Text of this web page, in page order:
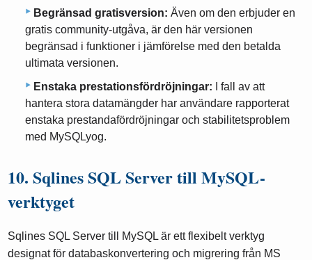
Begränsad gratisversion: Även om den erbjuder en
gratis community-utgåva, är den här versionen
begränsad i funktioner i jämförelse med den betalda
ultimata versionen.
Enstaka prestationsfördröjningar: I fall av att
hantera stora datamängder har användare rapporterat
enstaka prestandafördröjningar och stabilitetsproblem
med MySQLyog.
10. Sqlines SQL Server till MySQL-
verktyget
Sqlines SQL Server till MySQL är ett flexibelt verktyg
designat för databaskonvertering och migrering från MS